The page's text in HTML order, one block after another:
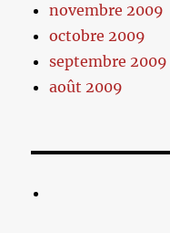
novembre 2009
octobre 2009
septembre 2009
août 2009